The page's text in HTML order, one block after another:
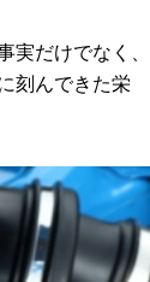
だけでなく、
刻んできた栄